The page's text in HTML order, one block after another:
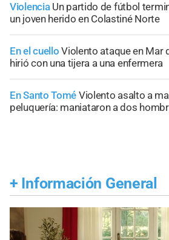
Violencia Un partido de fútbol
un joven herido en Colastiné Norte
En el cuello Violento ataque en Mar
hirió con una tijera a una enfermera
En Santo Tomé Violento asalto a
peluquería: maniataron a dos
+ Información General